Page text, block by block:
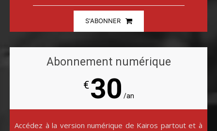
S'ABONNER
Abonnement numérique
€30 /an
Accédez à la version numérique de Kairos partout et à